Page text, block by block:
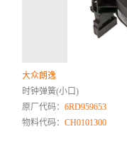
大众朗逸
时钟弹簧(小口)
原厂代码：6RD959653
物料代码：CH0101300